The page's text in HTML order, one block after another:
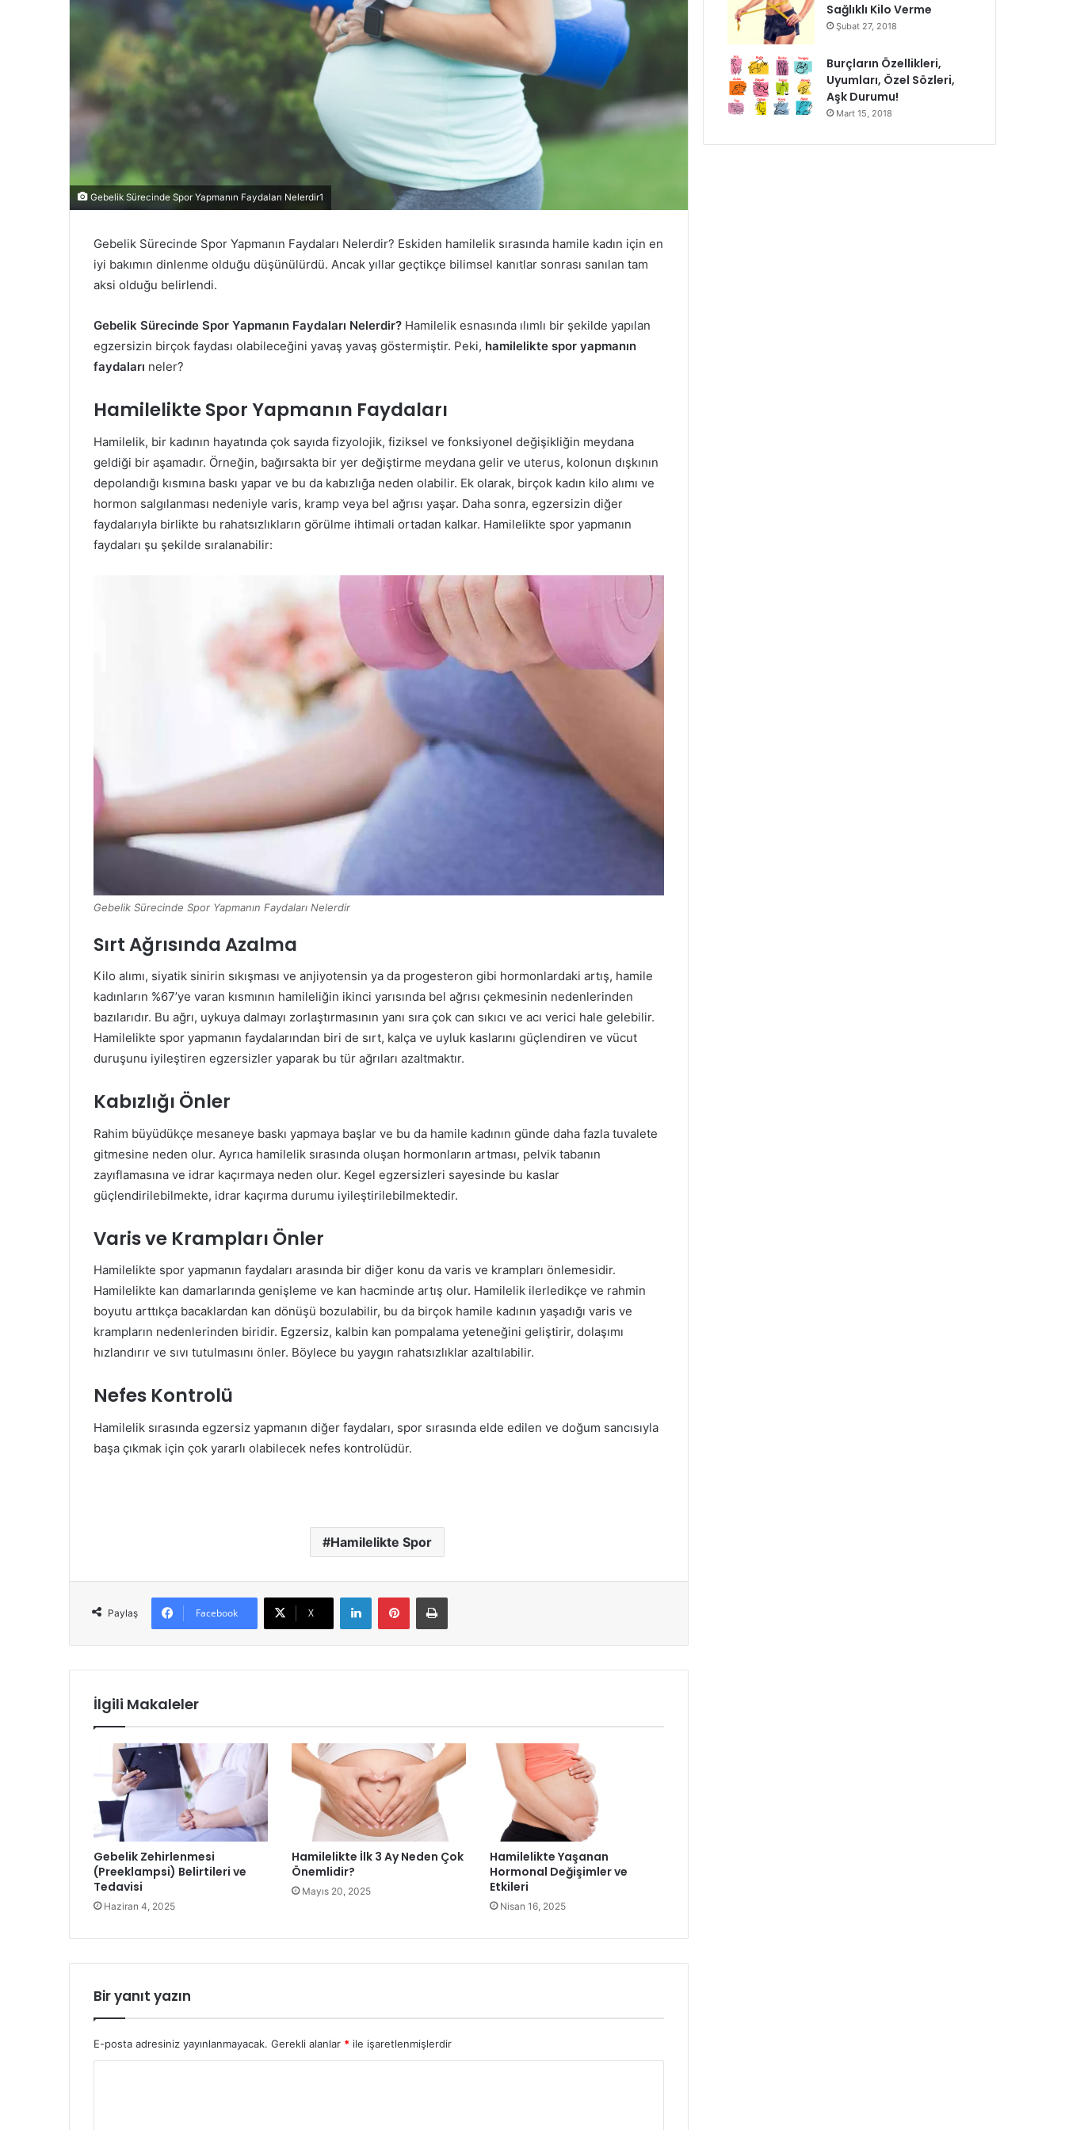
Gebelik Sürecinde Spor Yapmanın Faydaları Nelerdir1
Gebelik Sürecinde Spor Yapmanın Faydaları Nelerdir? Eskiden hamilelik sırasında hamile kadın için en
iyi bakımın dinlenme olduğu düşünülürdü. Ancak yıllar geçtikçe bilimsel kanıtlar sonrası sanılan tam
aksi olduğu belirlendi.
Gebelik Sürecinde Spor Yapmanın Faydaları Nelerdir? Hamilelik esnasında ılımlı bir şekilde yapılan
egzersizin birçok faydası olabileceğini yavaş yavaş göstermiştir. Peki, hamilelikte spor yapmanın
faydaları neler?
Hamilelikte Spor Yapmanın Faydaları
Hamilelik, bir kadının hayatında çok sayıda fizyolojik, fiziksel ve fonksiyonel değişikliğin meydana
geldiği bir aşamadır. Örneğin, bağırsakta bir yer değiştirme meydana gelir ve uterus, kolonun dışkının
depolandığı kısmına baskı yapar ve bu da kabızlığa neden olabilir. Ek olarak, birçok kadın kilo alımı ve
hormon salgılanması nedeniyle varis, kramp veya bel ağrısı yaşar. Daha sonra, egzersizin diğer
faydalarıyla birlikte bu rahatsızlıkların görülme ihtimali ortadan kalkar. Hamilelikte spor yapmanın
faydaları şu şekilde sıralanabilir:
Gebelik Sürecinde Spor Yapmanın Faydaları Nelerdir
Sırt Ağrısında Azalma
Kilo alımı, siyatik sinirin sıkışması ve anjiyotensin ya da progesteron gibi hormonlardaki artış, hamile
kadınların %67’ye varan kısmının hamileliğin ikinci yarısında bel ağrısı çekmesinin nedenlerinden
bazılarıdır. Bu ağrı, uykuya dalmayı zorlaştırmasının yanı sıra çok can sıkıcı ve acı verici hale gelebilir.
Hamilelikte spor yapmanın faydalarından biri de sırt, kalça ve uyluk kaslarını güçlendiren ve vücut
duruşunu iyileştiren egzersizler yaparak bu tür ağrıları azaltmaktır.
Kabızlığı Önler
Rahim büyüdükçe mesaneye baskı yapmaya başlar ve bu da hamile kadının günde daha fazla tuvalete
gitmesine neden olur. Ayrıca hamilelik sırasında oluşan hormonların artması, pelvik tabanın
zayıflamasına ve idrar kaçırmaya neden olur. Kegel egzersizleri sayesinde bu kaslar
güçlendirilebilmekte, idrar kaçırma durumu iyileştirilebilmektedir.
Varis ve Krampları Önler
Hamilelikte spor yapmanın faydaları arasında bir diğer konu da varis ve krampları önlemesidir.
Hamilelikte kan damarlarında genişleme ve kan hacminde artış olur. Hamilelik ilerledikçe ve rahmin
boyutu arttıkça bacaklardan kan dönüşü bozulabilir, bu da birçok hamile kadının yaşadığı varis ve
krampların nedenlerinden biridir. Egzersiz, kalbin kan pompalama yeteneğini geliştirir, dolaşımı
hızlandırır ve sıvı tutulmasını önler. Böylece bu yaygın rahatsızlıklar azaltılabilir.
Nefes Kontrolü
Hamilelik sırasında egzersiz yapmanın diğer faydaları, spor sırasında elde edilen ve doğum sancısıyla
başa çıkmak için çok yararlı olabilecek nefes kontrolüdür.
Hamilelikte Spor
Paylaş Facebook X
LinkedInPinterestYazdır
İlgili Makaleler
Gebelik Zehirlenmesi
(Preeklampsi) Belirtileri ve
Tedavisi
Haziran 4, 2025
Hamilelikte İlk 3 Ay Neden Çok
Önemlidir?
Mayıs 20, 2025
Hamilelikte Yaşanan
Hormonal Değişimler ve
Etkileri
Nisan 16, 2025
Bir yanıt yazın
E-posta adresiniz yayınlanmayacak. Gerekli alanlar * ile işaretlenmişlerdir
Sağlıklı Kilo Verme
Şubat 27, 2018
Burçların Özellikleri,
Uyumları, Özel Sözleri,
Aşk Durumu!
Mart 15, 2018